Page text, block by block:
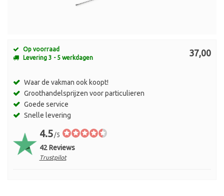
Op voorraad
Levering 3 - 5 werkdagen
37,00
Waar de vakman ook koopt!
Groothandelsprijzen voor particulieren
Goede service
Snelle levering
4.5/5
42 Reviews
Trustpilot